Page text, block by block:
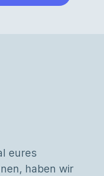
eures
haben wir